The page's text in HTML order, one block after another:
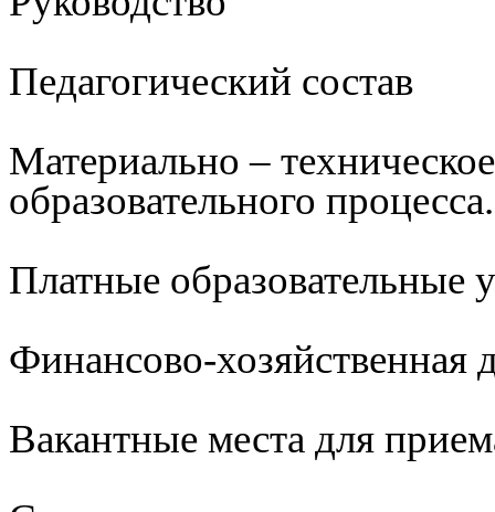
Педагогический состав
Материально –
образовательного
Платные образовательные
Финансово-хозяйственная
Вакантные места для